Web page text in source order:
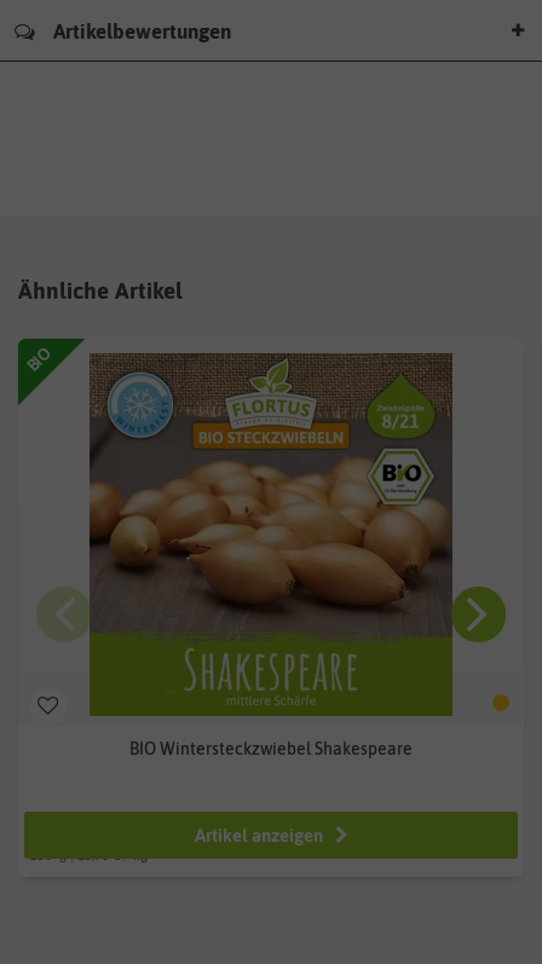
Artikelbewertungen
Ähnliche Artikel
BIO
BIO Wintersteckzwiebel Shakespeare
250g | 15,96 € / kg
Artikel anzeigen